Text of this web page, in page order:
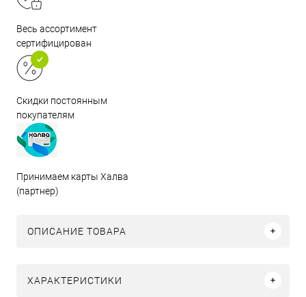
Весь ассортимент
сертифицирован
Скидки постоянным
покупателям
Принимаем карты Халва
(партнер)
ОПИСАНИЕ ТОВАРА
ХАРАКТЕРИСТИКИ